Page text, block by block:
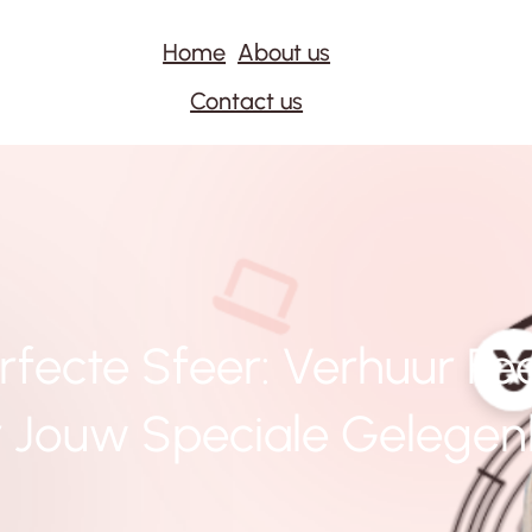
Home About us
Contact us
Sfeer: Verhuur
Speciale